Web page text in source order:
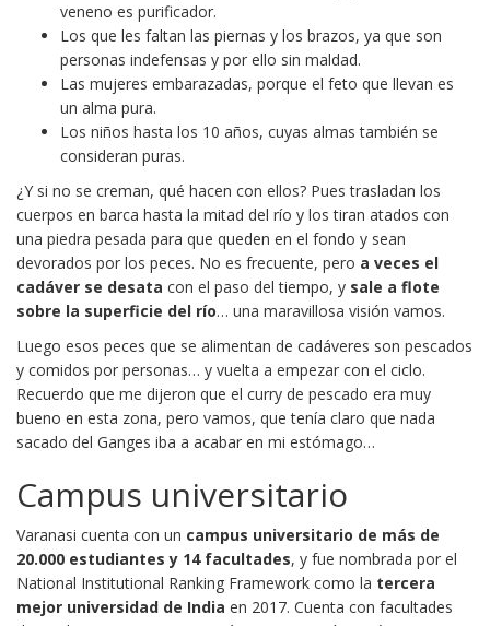
veneno es purificador.
Los que les faltan las piernas y los brazos, ya que son
personas indefensas y por ello sin maldad.
Las mujeres embarazadas, porque el feto que llevan es
un alma pura.
Los niños hasta los 10 años, cuyas almas también se
consideran puras.
¿Y si no se creman, qué hacen con ellos? Pues trasladan los
cuerpos en barca hasta la mitad del río y los tiran atados con
una piedra pesada para que queden en el fondo y sean
devorados por los peces. No es frecuente, pero a veces el
cadáver se desata con el paso del tiempo, y sale a flote
sobre la superficie del río… una maravillosa visión vamos.
Luego esos peces que se alimentan de cadáveres son pescados
y comidos por personas… y vuelta a empezar con el ciclo.
Recuerdo que me dijeron que el curry de pescado era muy
bueno en esta zona, pero vamos, que tenía claro que nada
sacado del Ganges iba a acabar en mi estómago…
Campus universitario
Varanasi cuenta con un campus universitario de más de
20.000 estudiantes y 14 facultades, y fue nombrada por el
National Institutional Ranking Framework como la tercera
mejor universidad de India en 2017. Cuenta con facultades